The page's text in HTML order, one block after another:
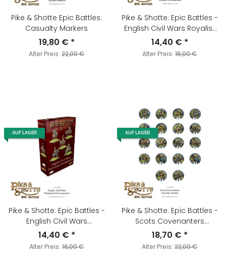
Pike & Shotte Epic Battles:
Casualty Markers
19,80 € *
Alter Preis: 22,00 €
Pike & Shotte: Epic Battles -
English Civil Wars Royalist
Commanders
14,40 € *
Alter Preis: 16,00 €
AUF LAGER
Pike & Shotte: Epic Battles -
English Civil Wars
Parliament Commanders
14,40 € *
Alter Preis: 16,00 €
AUF LAGER
Pike & Shotte: Epic Battles -
Scots Covenanters
Casualty Markers
18,70 € *
Alter Preis: 22,00 €